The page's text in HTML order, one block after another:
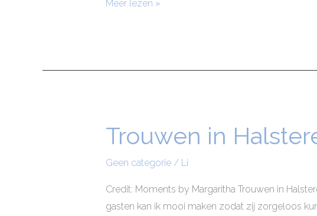
Meer lezen »
Trouwen in
Geen categorie/ Li
Credit: Moments by Margaritha Trouwen in
gasten kan ik mooi maken zodat zij zorgeloos
Trouwen
Halsteren